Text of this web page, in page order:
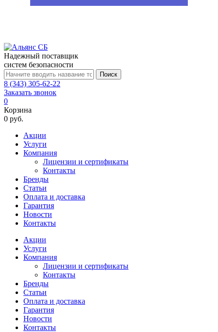
Надежный поставщик
систем безопасности
Поиск
8 (343) 305-62-22
Заказать звонок
0
Корзина
0 руб.
Акции
Услуги
Компания
Лицензии и сертификаты
Контакты
Бренды
Статьи
Оплата и доставка
Гарантия
Новости
Контакты
Акции
Услуги
Компания
Лицензии и сертификаты
Контакты
Бренды
Статьи
Оплата и доставка
Гарантия
Новости
Контакты